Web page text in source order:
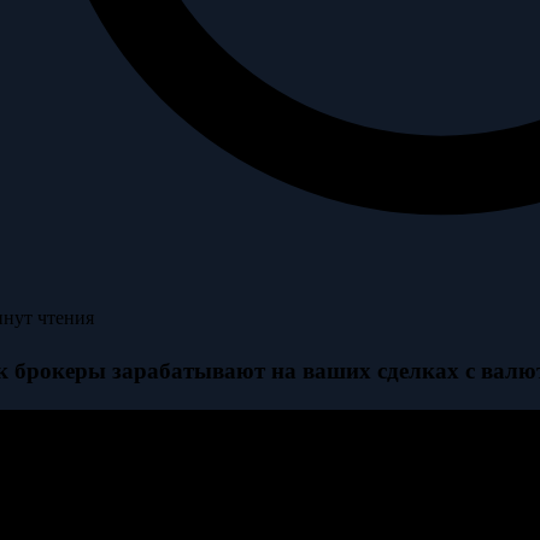
чтения
брокеры зарабатывают на ваших сделках с